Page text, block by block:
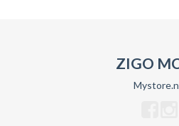
ZIGO